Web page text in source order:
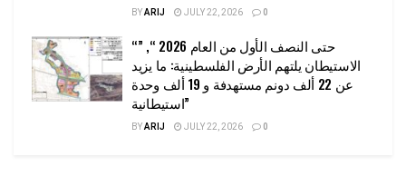
BYARIJ JULY 22, 2026 0
“حتى النصف الأول من العام 2026 “, ”
الاستيطان يلتهم الأرض الفلسطينية: ما يزيد
عن 22 ألف دونم مستهدفة و 19 ألف وحدة
استيطانية”
BYARIJ JULY 22, 2026 0